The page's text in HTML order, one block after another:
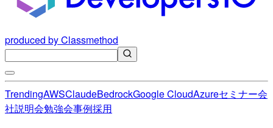
produced by Classmethod
TrendingAWSClaudeBedrockGoogle CloudAzureセミナー会
社説明会勉強会事例採用